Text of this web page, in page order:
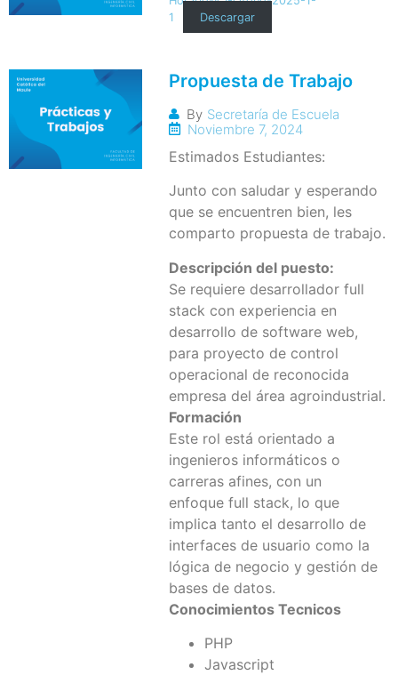
1
Descargar
Propuesta de Trabajo
By Secretaría de Escuela
Noviembre 7, 2024
Estimados Estudiantes:
Junto con saludar y esperando
que se encuentren bien, les
comparto propuesta de trabajo.
Descripción del puesto:
Se requiere desarrollador full
stack con experiencia en
desarrollo de software web,
para proyecto de control
operacional de reconocida
empresa del área agroindustrial.
Formación
Este rol está orientado a
ingenieros informáticos o
carreras afines, con un
enfoque full stack, lo que
implica tanto el desarrollo de
interfaces de usuario como la
lógica de negocio y gestión de
bases de datos.
Conocimientos Tecnicos
PHP
Javascript